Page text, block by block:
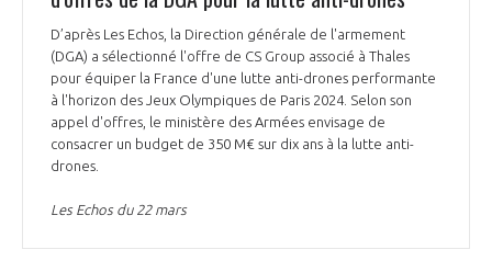
D’après Les Echos, la Direction générale de l'armement
(DGA) a sélectionné l'offre de CS Group associé à Thales
pour équiper la France d'une lutte anti-drones performante
à l'horizon des Jeux Olympiques de Paris 2024. Selon son
appel d'offres, le ministère des Armées envisage de
consacrer un budget de 350 M€ sur dix ans à la lutte anti-
drones.
Les Echos du 22 mars